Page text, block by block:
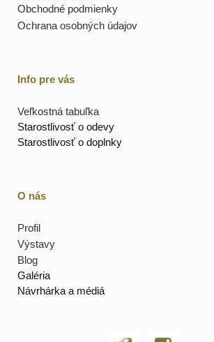
Obchodné podmienky
Ochrana osobných údajov
Info pre vás
Veľkostná tabuľka
Starostlivosť o odevy
Starostlivosť o doplnky
O nás
Profil
Výstavy
Blog
Galéria
Návrhárka a médiá